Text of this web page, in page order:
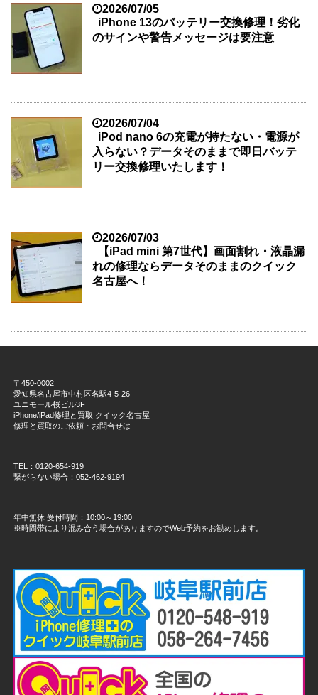
2026/07/05
iPhone 13のバッテリー交換修理！劣化
のサインや警告メッセージは要注意
2026/07/04
iPod nano 6の充電が持たない・電源が
入らない？データそのままで即日バッテ
リー交換修理いたします！
2026/07/03
【iPad mini 第7世代】画面割れ・液晶漏
れの修理ならデータそのままのクイック
名古屋へ！
〒450-0002
愛知県名古屋市中村区名駅4-5-26
ユニモール桜ビル3F
iPhone/iPad修理と買取 クイック名古屋
修理と買取のご依頼・お問合せは
TEL：0120-654-919
繋がらない場合：052-462-9194
年中無休 受付時間：10:00～19:00
※時間帯により混み合う場合がありますのでWeb予約をお勧めします。